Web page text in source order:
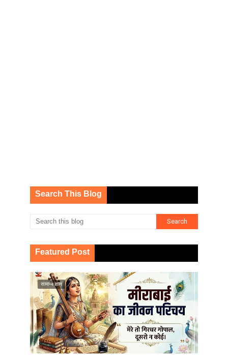
Search This Blog
Featured Post
सामान्य ज्ञान